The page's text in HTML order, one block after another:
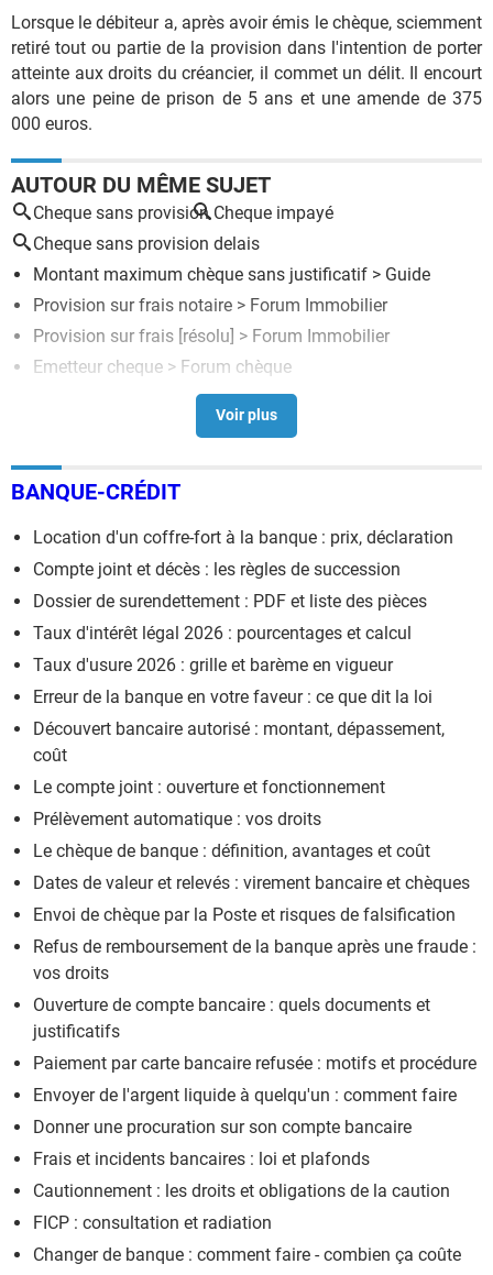
Lorsque le débiteur a, après avoir émis le chèque, sciemment
retiré tout ou partie de la provision dans l'intention de porter
atteinte aux droits du créancier, il commet un délit. Il encourt
alors une peine de prison de 5 ans et une amende de 375
000 euros.
AUTOUR DU MÊME SUJET
Cheque sans provision Cheque impayé
Cheque sans provision delais
Montant maximum chèque sans justificatif > Guide
Provision sur frais notaire > Forum Immobilier
Provision sur frais [résolu] > Forum Immobilier
Emetteur cheque > Forum chèque
Cheque differe carrefour>Forum chèque
BANQUE-CRÉDIT
Location d'un coffre-fort à la banque : prix, déclaration
Compte joint et décès : les règles de succession
Dossier de surendettement : PDF et liste des pièces
Taux d'intérêt légal 2026 : pourcentages et calcul
Taux d'usure 2026 : grille et barème en vigueur
Erreur de la banque en votre faveur : ce que dit la loi
Découvert bancaire autorisé : montant, dépassement,
coût
Le compte joint : ouverture et fonctionnement
Prélèvement automatique : vos droits
Le chèque de banque : définition, avantages et coût
Dates de valeur et relevés : virement bancaire et chèques
Envoi de chèque par la Poste et risques de falsification
Refus de remboursement de la banque après une fraude :
vos droits
Ouverture de compte bancaire : quels documents et
justificatifs
Paiement par carte bancaire refusée : motifs et procédure
Envoyer de l'argent liquide à quelqu'un : comment faire
Donner une procuration sur son compte bancaire
Frais et incidents bancaires : loi et plafonds
Cautionnement : les droits et obligations de la caution
FICP : consultation et radiation
Changer de banque : comment faire - combien ça coûte